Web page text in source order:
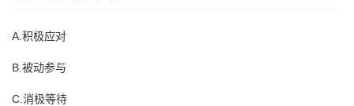
A.积极应对
B.被动参与
C.消极等待